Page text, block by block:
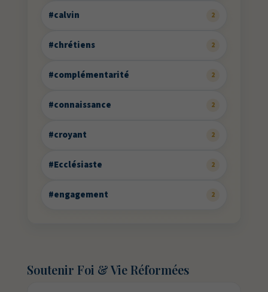
#calvin 2
#chrétiens 2
#complémentarité 2
#connaissance 2
#croyant 2
#Ecclésiaste 2
#engagement 2
Soutenir Foi & Vie Réformées